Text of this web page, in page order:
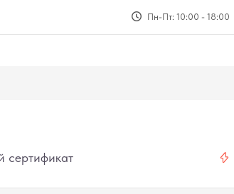
Пн-Пт: 10:00 - 18:00
сертификат